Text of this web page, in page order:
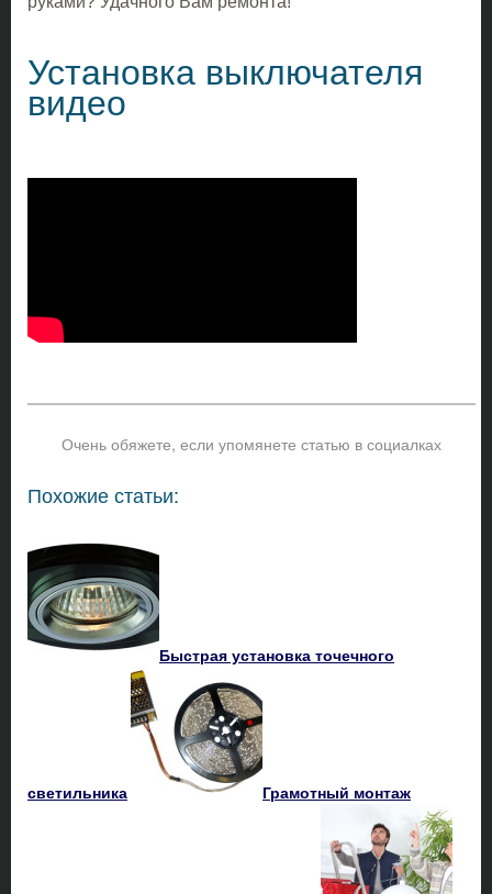
Установка выключателя
видео
Очень обяжете, если упомянете статью в социалках
Похожие статьи:
Быстрая установка точечного
светильника Грамотный монтаж